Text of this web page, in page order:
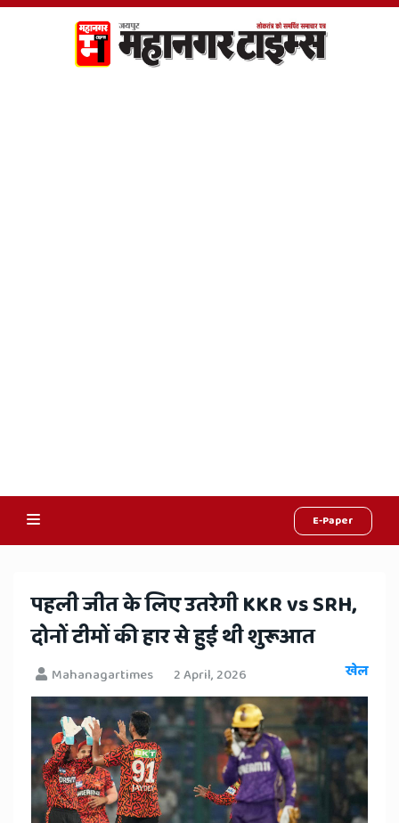
E-Paper
Hindi
News,
Hindi
Samachar,
Jaipur
Rajasthan
News
​पहली जीत के लिए उतरेगी KKR vs SRH,
दोनों टीमों की हार से हुई थी शुरूआत
Mahanagartimes 2 April, 2026 खेल